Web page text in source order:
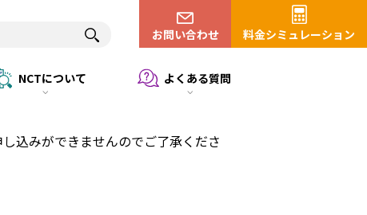
お問い合わせ 料金シミュレーション
NCTについて よくある質問
込みができませんのでご了承くださ